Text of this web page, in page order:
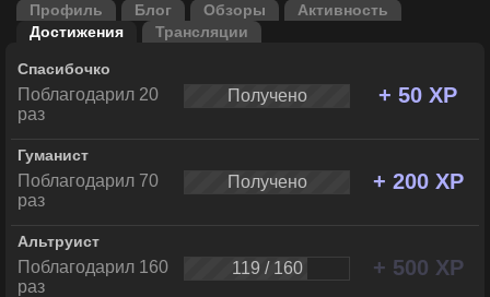
Профиль Блог Обзоры
Активность
Достижения
Трансляции
Спасибочко
Поблагодарил 20
раз
Получено + 50 XP
Гуманист
Поблагодарил 70
раз
Получено + 200 XP
Альтруист
Поблагодарил 160
раз
119 / 160 + 500 XP